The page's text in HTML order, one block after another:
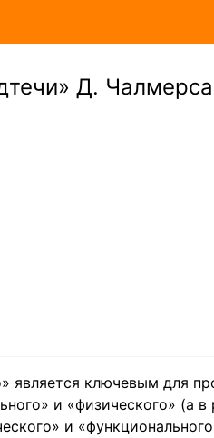
Д.
является ключевым для
и «физического» (а
и